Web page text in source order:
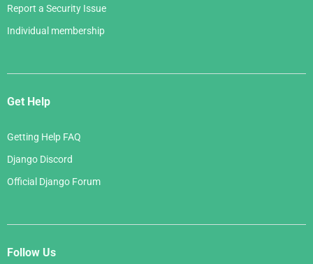
Report a Security Issue
Individual membership
Get Help
Getting Help FAQ
Django Discord
Official Django Forum
Follow Us